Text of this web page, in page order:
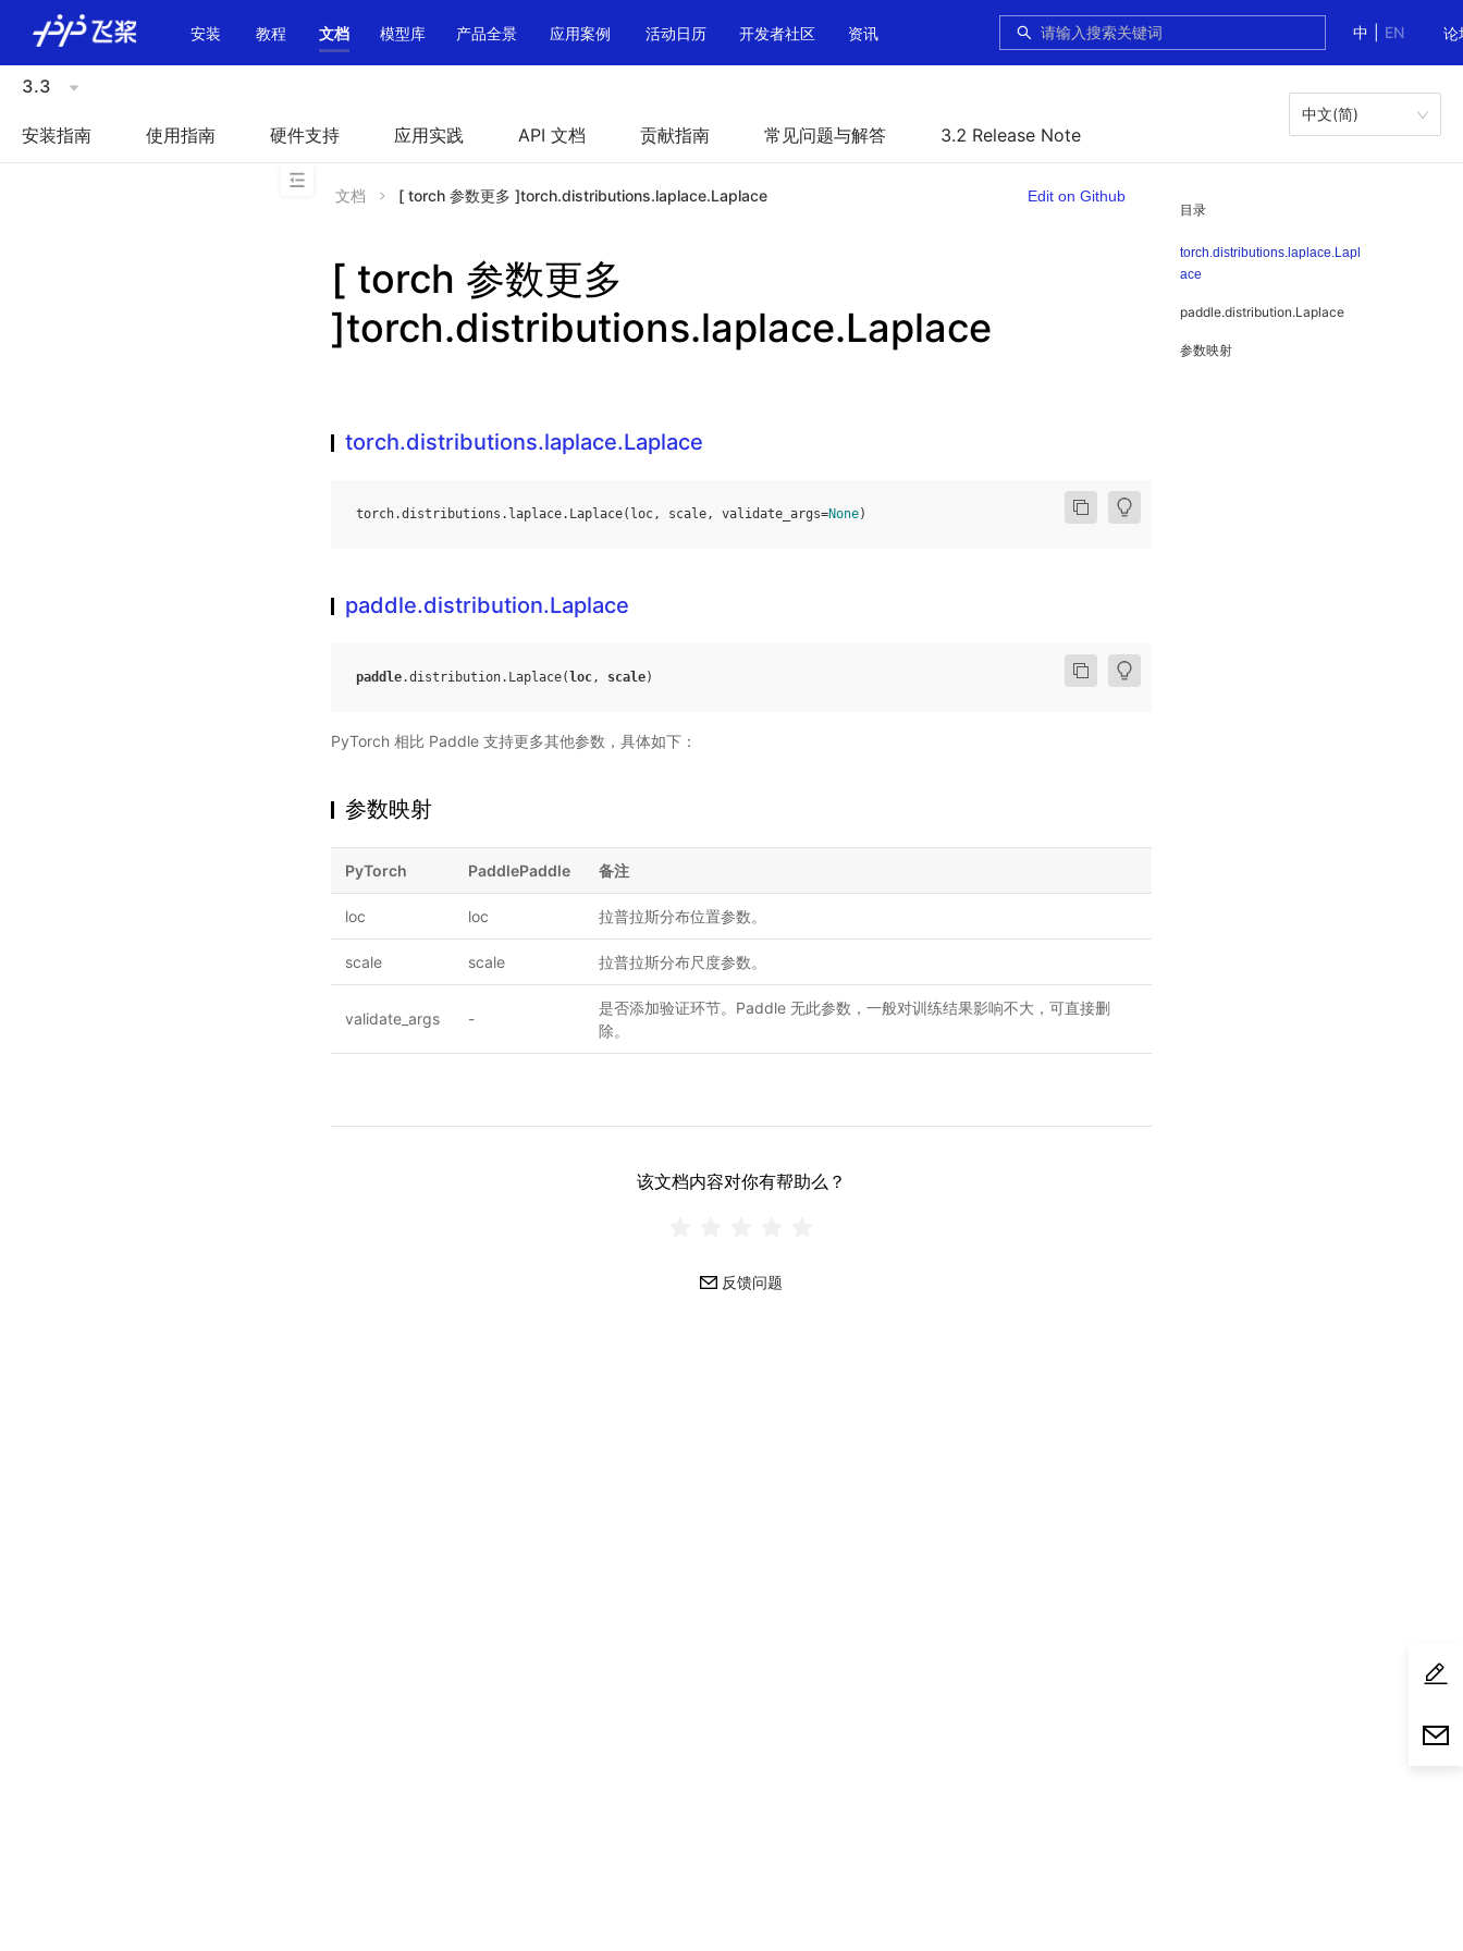
中
EN 论
安装 教程 文档 模型库 产品全景 应用案例 活动日历 开发者社区 资讯
3.3
安装指南 使用指南 硬件支持 应用实践 API 文档 贡献指南 常见问题与解答 3.2 Release Note
中文(简)
目录
torch.distributions.laplace.Lapl
ace
paddle.distribution.Laplace
参数映射
文档 [ torch 参数更多 ]torch.distributions.laplace.Laplace Edit on Github
[ torch 参数更多
]torch.distributions.laplace.Laplace
torch.distributions.laplace.Laplace
torch.distributions . laplace. Laplace( loc, scale, validate_args=None)
paddle.distribution.Laplace
paddle.distribution. Laplace( loc, scale)
PyTorch 相比 Paddle 支持更多其他参数，具体如下：
参数映射
PyTorch PaddlePaddle 备注
loc loc 拉普拉斯分布位置参数。
scale scale 拉普拉斯分布尺度参数。
validate_args -
是否添加验证环节。Paddle 无此参数，一般对训练结果影响不大，可直接删
除。
该文档内容对你有帮助么？
反馈问题